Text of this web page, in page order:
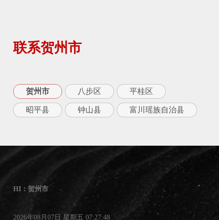
联系贺州市
贺州市 八步区 平桂区
昭平县 钟山县 富川瑶族自治县
HI：贺州市
2026年08月07日 星期五 07:27:48